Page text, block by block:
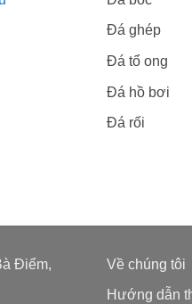
Đá ghép
Đá tổ ong
Đá hồ bơi
Đá rối
Điểm,
Về chúng tôi
Hướng dẫn